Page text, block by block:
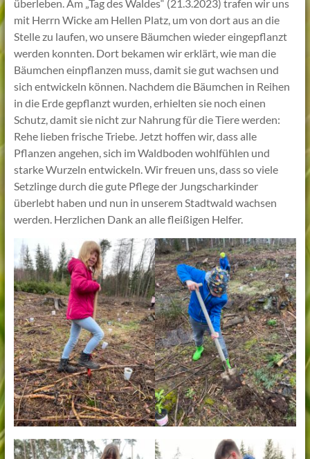
überleben. Am „Tag des Waldes“ (21.3.2023) trafen wir uns
mit Herrn Wicke am Hellen Platz, um von dort aus an die
Stelle zu laufen, wo unsere Bäumchen wieder eingepflanzt
werden konnten. Dort bekamen wir erklärt, wie man die
Bäumchen einpflanzen muss, damit sie gut wachsen und
sich entwickeln können. Nachdem die Bäumchen in Reihen
in die Erde gepflanzt wurden, erhielten sie noch einen
Schutz, damit sie nicht zur Nahrung für die Tiere werden:
Rehe lieben frische Triebe. Jetzt hoffen wir, dass alle
Pflanzen angehen, sich im Waldboden wohlfühlen und
starke Wurzeln entwickeln. Wir freuen uns, dass so viele
Setzlinge durch die gute Pflege der Jungscharkinder
überlebt haben und nun in unserem Stadtwald wachsen
werden. Herzlichen Dank an alle fleißigen Helfer.